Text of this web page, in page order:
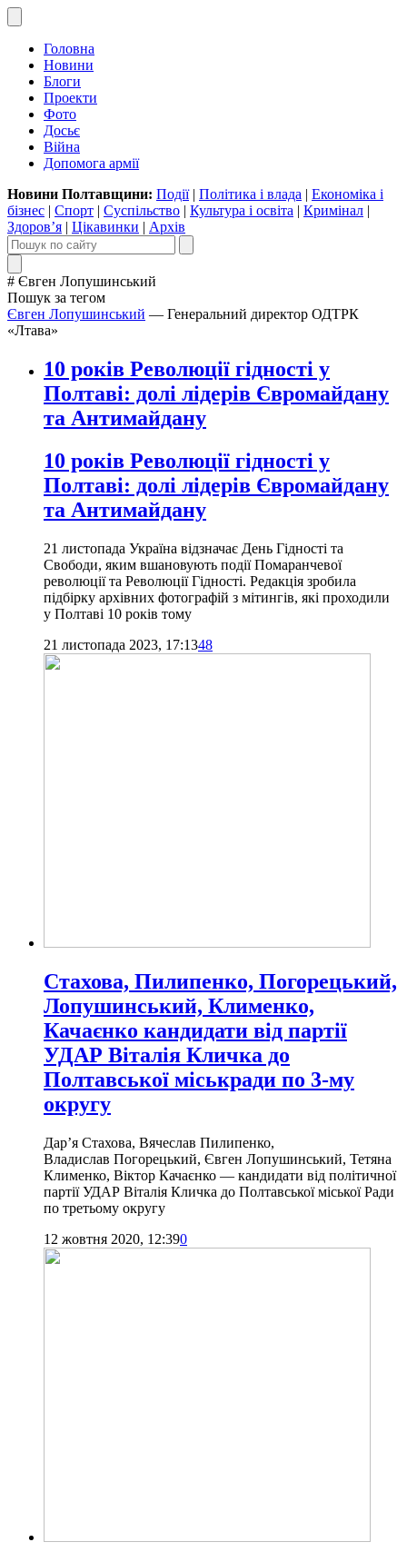
Головна
Новини
Блоги
Проекти
Фото
Досьє
Війна
Допомога армії
Новини Полтавщини: Події| Політика і влада | Економіка і
бізнес | Спорт | Суспільство | Культура і освіта | Кримінал |
Здоров’я | Цікавинки | Архів
# Євген Лопушинський
Пошук за тегом
Євген Лопушинський — Генеральний директор ОДТРК
«Лтава»
10 років Революції гідності у
Полтаві: долі лідерів Євромайдану
та Антимайдану
10 років Революції гідності у
Полтаві: долі лідерів Євромайдану
та Антимайдану
21 листопада Україна відзначає День Гідності та
Свободи, яким вшановують події Помаранчевої
революції та Революції Гідності. Редакція зробила
підбірку архівних фотографій з мітингів, які проходили
у Полтаві 10 років тому
21 листопада 2023, 17:1348
Стахова, Пилипенко, Погорецький,
Лопушинський, Клименко,
Качаєнко кандидати від партії
УДАР Віталія Кличка до
Полтавської міськради по 3-му
округу
Дар’я Стахова, Вячеслав Пилипенко,
Владислав Погорецький, Євген Лопушинський, Тетяна
Клименко, Віктор Качаєнко — кандидати від політичної
партії УДАР Віталія Кличка до Полтавської міської Ради
по третьому округу
12 жовтня 2020, 12:390